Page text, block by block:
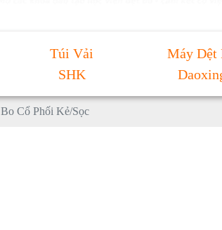
Túi Vải
SHK
Máy Dệt
Bo Cổ Phối Kẻ/Sọc